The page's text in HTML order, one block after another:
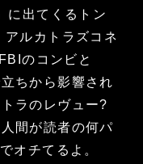
に出てくるトン
アルカトラズコネ
のコンビと
ちから影響され
ラのレヴュー?
間が読者の何パ
オチてるよ。